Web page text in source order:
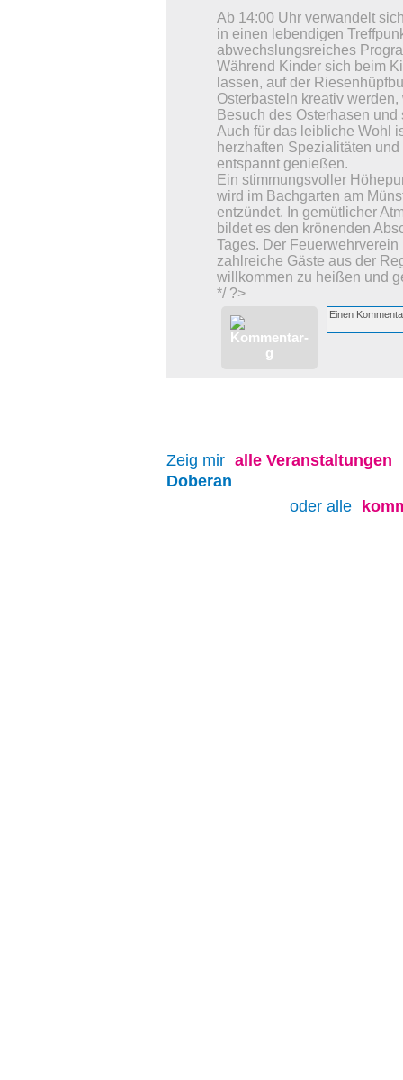
Ab 14:00 Uhr verwandelt
in einen lebendigen
abwechslungsreiches
Während Kinder sich beim
lassen, auf der
Osterbasteln kreativ
Besuch des Osterhasen
Auch für das leibliche Wohl
herzhaften Spezialitäten
entspannt genießen.
Ein stimmungsvoller
wird im Bachgarten am
entzündet. In gemütlicher
bildet es den krönenden
Tages. Der
zahlreiche Gäste aus der
willkommen zu heißen und
*/ ?>
Zeig mir alle Veranstaltungen
Doberan
oder alle